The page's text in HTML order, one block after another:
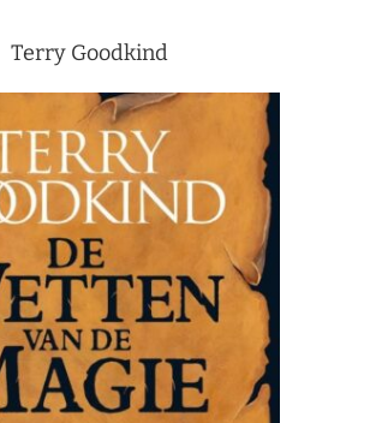
Terry Goodkind